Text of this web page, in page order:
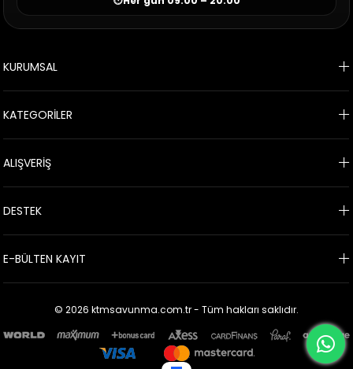
KURUMSAL
KATEGORİLER
ALIŞVERİŞ
DESTEK
E-BÜLTEN KAYIT
© 2026 ktmsavunma.com.tr - Tüm hakları saklıdır.